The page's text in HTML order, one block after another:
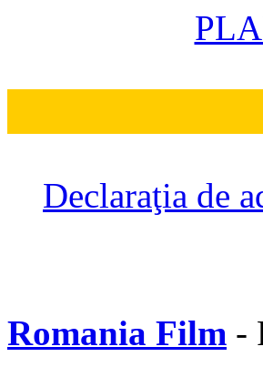
Declaraţia de
Romania Film -